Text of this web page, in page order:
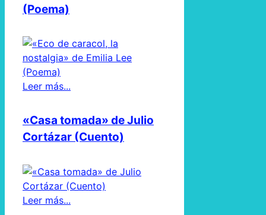
(Poema)
Leer más...
«Casa tomada» de Julio
Cortázar (Cuento)
Leer más...